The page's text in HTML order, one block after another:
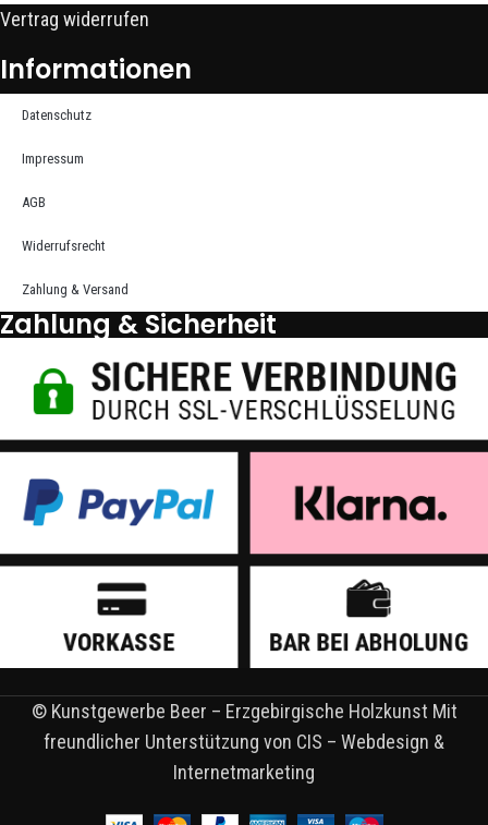
Vertrag widerrufen
Informationen
Datenschutz
Impressum
AGB
Widerrufsrecht
Zahlung & Versand
Zahlung & Sicherheit
© Kunstgewerbe Beer – Erzgebirgische Holzkunst Mit
freundlicher Unterstützung von CIS – Webdesign &
Internetmarketing